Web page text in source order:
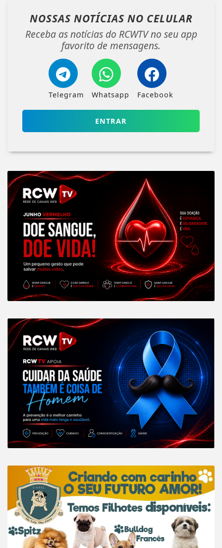
NOSSAS NOTÍCIAS NO CELULAR
Receba as notícias do RCWTV no seu app
favorito de mensagens.
Telegram Whatsapp Facebook
ENTRAR